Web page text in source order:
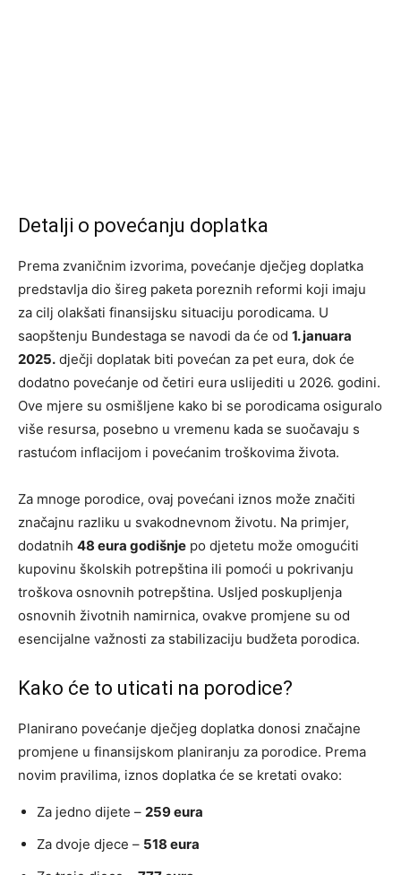
Detalji o povećanju doplatka
Prema zvaničnim izvorima, povećanje dječjeg doplatka
predstavlja dio šireg paketa poreznih reformi koji imaju
za cilj olakšati finansijsku situaciju porodicama. U
saopštenju Bundestaga se navodi da će od 1. januara
2025. dječji doplatak biti povećan za pet eura, dok će
dodatno povećanje od četiri eura uslijediti u 2026. godini.
Ove mjere su osmišljene kako bi se porodicama osiguralo
više resursa, posebno u vremenu kada se suočavaju s
rastućom inflacijom i povećanim troškovima života.
Za mnoge porodice, ovaj povećani iznos može značiti
značajnu razliku u svakodnevnom životu. Na primjer,
dodatnih 48 eura godišnje po djetetu može omogućiti
kupovinu školskih potrepština ili pomoći u pokrivanju
troškova osnovnih potrepština. Usljed poskupljenja
osnovnih životnih namirnica, ovakve promjene su od
esencijalne važnosti za stabilizaciju budžeta porodica.
Kako će to uticati na porodice?
Planirano povećanje dječjeg doplatka donosi značajne
promjene u finansijskom planiranju za porodice. Prema
novim pravilima, iznos doplatka će se kretati ovako:
Za jedno dijete – 259 eura
Za dvoje djece – 518 eura